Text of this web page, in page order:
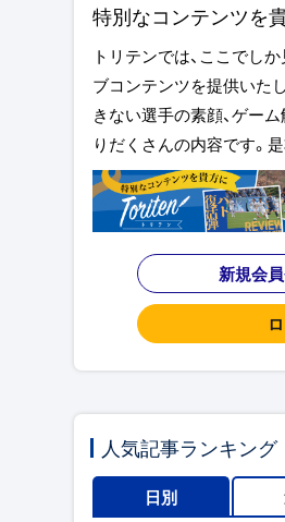
特別なコンテンツを
トリテンでは、ここでし
ブコンテンツを提供いた
きない選手の素顔、ゲー
りだくさんの内容です。
新規会
人気記事ランキング
日別